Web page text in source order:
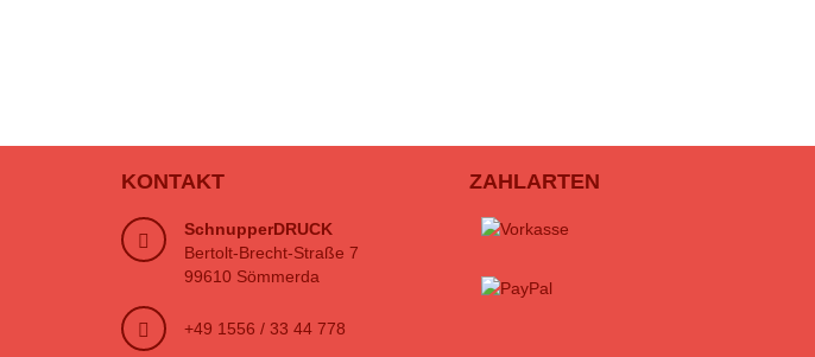
KONTAKT
SchnupperDRUCK
Bertolt-Brecht-Straße 7
99610 Sömmerda
+49 1556 / 33 44 778
ZAHLARTEN